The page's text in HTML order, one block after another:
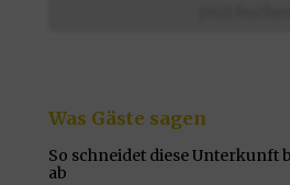
Was Gäste sagen
So schneidet diese Unterkunft
ab